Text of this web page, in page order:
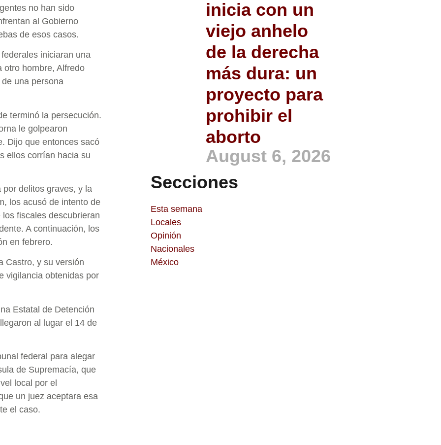
no han sido
al Gobierno
de esos casos.
iniciaran una
otro hombre, Alfredo
una persona
terminó la persecución.
le golpearon
Dijo que entonces sacó
ellos corrían hacia su
delitos graves, y la
los acusó de intento de
fiscales descubrieran
A continuación, los
en febrero.
Castro, y su versión
vigilancia obtenidas por
Estatal de Detención
al lugar el 14 de
federal para alegar
de Supremacía, que
local por el
un juez aceptara esa
el caso.
inicia con un
viejo anhelo
de la derecha
más dura: un
proyecto para
prohibir el
aborto
August 6, 2026
Secciones
Esta semana
Locales
Opinión
Nacionales
México